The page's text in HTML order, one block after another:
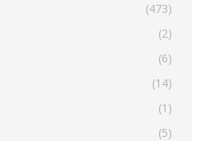
(473)
(2)
(6)
(14)
(1)
(5)